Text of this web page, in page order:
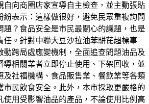
自向商圈店家宣導自主檢查，並主動張貼
紛表示：這樣做很好，避免民眾重複詢問
題？食品安全是市民最關心的議題，也是
任。針對中聯大豆沙拉油苯駢芘超標事
動跨局處應變機制，全面追查問題油品及
導相關業者立即停止使用、下架回收，並
及社福機構、食品販售業、餐飲業等各類
市民飲食安全。此外，本市採取更嚴格的
使用受影響油品的產品，不論使用比例高